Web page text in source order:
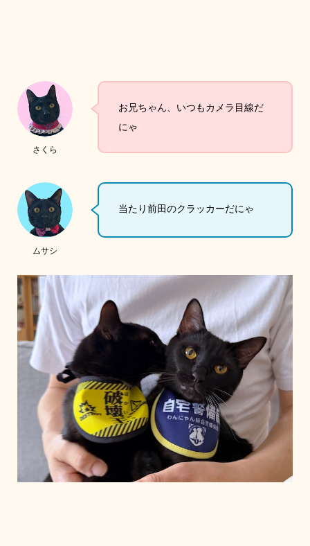
さくら
お兄ちゃん、いつもカメラ目線だ
にゃ
ムサシ
当たり前田のクラッカーだにゃ